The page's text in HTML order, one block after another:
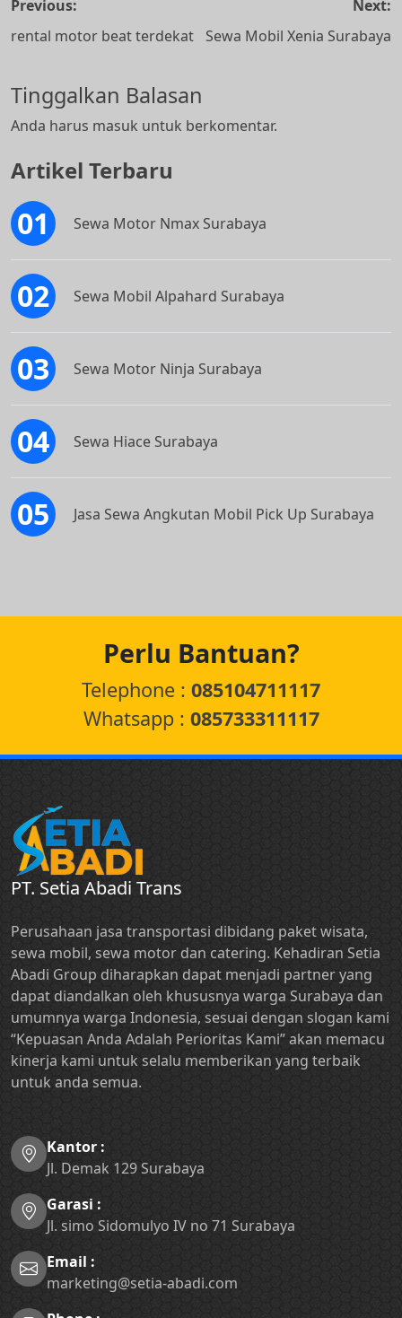
Navigasi
pos
Previous:
rental motor beat terdekat
Next:
Sewa Mobil Xenia Surabaya
Tinggalkan Balasan
Anda harus masuk untuk berkomentar.
Artikel Terbaru
Sewa Motor Nmax Surabaya
Sewa Mobil Alpahard Surabaya
Sewa Motor Ninja Surabaya
Sewa Hiace Surabaya
Jasa Sewa Angkutan Mobil Pick Up Surabaya
Perlu Bantuan?
Telephone : 085104711117
Whatsapp : 085733311117
PT. Setia Abadi Trans
Perusahaan jasa transportasi dibidang paket wisata,
sewa mobil, sewa motor dan catering. Kehadiran Setia
Abadi Group diharapkan dapat menjadi partner yang
dapat diandalkan oleh khususnya warga Surabaya dan
umumnya warga Indonesia, sesuai dengan slogan kami
“Kepuasan Anda Adalah Perioritas Kami” akan memacu
kinerja kami untuk selalu memberikan yang terbaik
untuk anda semua.
Kantor :
Jl. Demak 129 Surabaya
Garasi :
Jl. simo Sidomulyo IV no 71 Surabaya
Email :
marketing@setia-abadi.com